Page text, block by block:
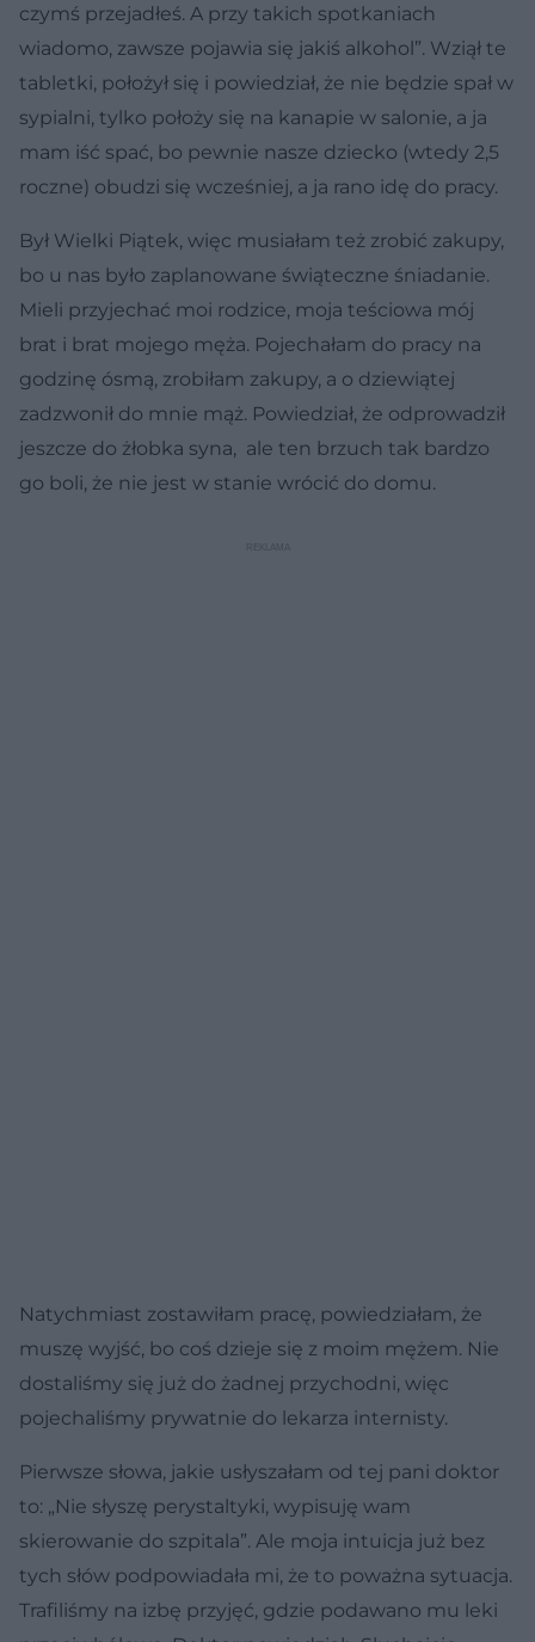
czymś przejadłeś. A przy takich spotkaniach
wiadomo, zawsze pojawia się jakiś alkohol”. Wziął te
tabletki, położył się i powiedział, że nie będzie spał w
sypialni, tylko położy się na kanapie w salonie, a ja
mam iść spać, bo pewnie nasze dziecko (wtedy 2,5
roczne) obudzi się wcześniej, a ja rano idę do pracy.
Był Wielki Piątek, więc musiałam też zrobić zakupy,
bo u nas było zaplanowane świąteczne śniadanie.
Mieli przyjechać moi rodzice, moja teściowa mój
brat i brat mojego męża. Pojechałam do pracy na
godzinę ósmą, zrobiłam zakupy, a o dziewiątej
zadzwonił do mnie mąż. Powiedział, że odprowadził
jeszcze do żłobka syna, ale ten brzuch tak bardzo
go boli, że nie jest w stanie wrócić do domu.
Natychmiast zostawiłam pracę, powiedziałam, że
muszę wyjść, bo coś dzieje się z moim mężem. Nie
dostaliśmy się już do żadnej przychodni, więc
pojechaliśmy prywatnie do lekarza internisty.
Pierwsze słowa, jakie usłyszałam od tej pani doktor
to: „Nie słyszę perystaltyki, wypisuję wam
skierowanie do szpitala”. Ale moja intuicja już bez
tych słów podpowiadała mi, że to poważna sytuacja.
Trafiliśmy na izbę przyjęć, gdzie podawano mu leki